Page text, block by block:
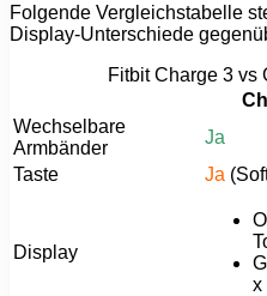
Folgende Vergleichstabelle
Display-Unterschiede
Fitbit Charge 3 vs
Wechselbare
Armbänder
Ja
Taste
Ja
Display
x